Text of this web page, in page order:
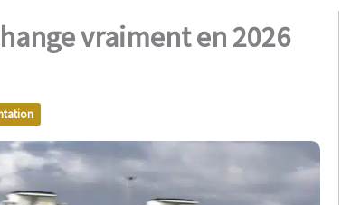
vraiment en 2026